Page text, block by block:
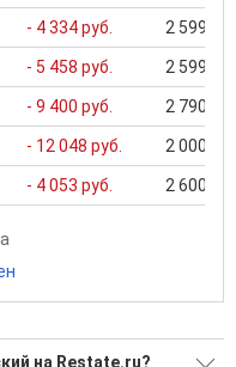
- 4 334 руб. 2 599
- 5 458 руб. 2 599
- 9 400 руб. 2 790
- 12 048 руб. 2 000
- 4 053 руб. 2 600
на Restate.ru?